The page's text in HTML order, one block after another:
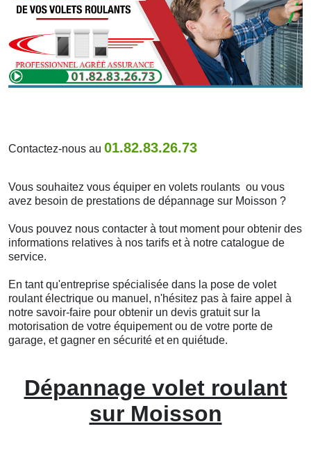
Contactez-nous au 01.82.83.26.73
Vous souhaitez vous équiper en volets roulants ou vous
avez besoin de prestations de dépannage sur Moisson ?
Vous pouvez nous contacter à tout moment pour obtenir des
informations relatives à nos tarifs et à notre catalogue de
service.
En tant qu'entreprise spécialisée dans la pose de volet
roulant électrique ou manuel, n'hésitez pas à faire appel à
notre savoir-faire pour obtenir un devis gratuit sur la
motorisation de votre équipement ou de votre porte de
garage, et gagner en sécurité et en quiétude.
Dépannage volet roulant
sur Moisson